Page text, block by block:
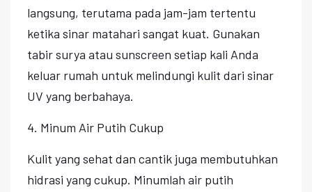
langsung, terutama pada jam-jam tertentu
ketika sinar matahari sangat kuat. Gunakan
tabir surya atau sunscreen setiap kali Anda
keluar rumah untuk melindungi kulit dari sinar
UV yang berbahaya.
4. Minum Air Putih Cukup
Kulit yang sehat dan cantik juga membutuhkan
hidrasi yang cukup. Minumlah air putih